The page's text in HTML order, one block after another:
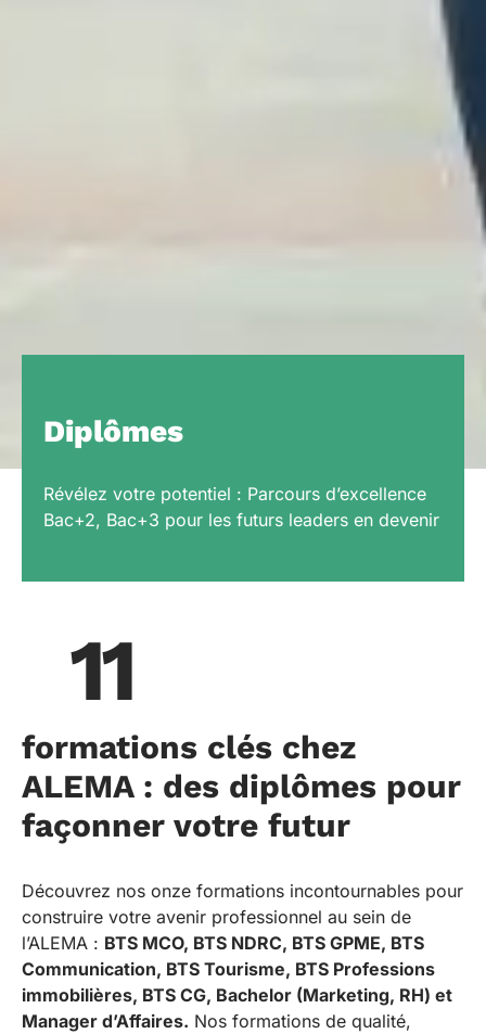
Diplômes
Révélez votre potentiel : Parcours d’excellence
Bac+2, Bac+3 pour les futurs leaders en devenir
11
formations clés chez
ALEMA : des diplômes pour
façonner votre futur
Découvrez nos onze formations incontournables pour
construire votre avenir professionnel au sein de
l’ALEMA : BTS MCO, BTS NDRC, BTS GPME, BTS
Communication, BTS Tourisme, BTS Professions
immobilières, BTS CG, Bachelor (Marketing, RH) et
Manager d’Affaires. Nos formations de qualité,